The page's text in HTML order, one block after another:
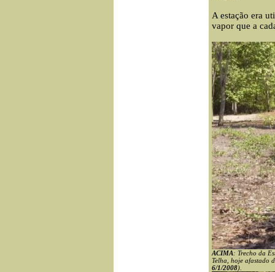
A estação era
vapor que a
ACIMA: Trecho da
Telha, hoje afastado
6/1/2008).